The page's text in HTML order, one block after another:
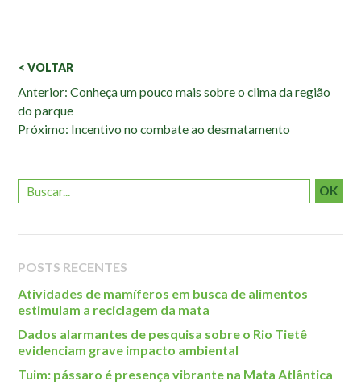
< VOLTAR
Veja
também:
Anterior: Conheça um pouco mais sobre o clima da região
do parque
Próximo: Incentivo no combate ao desmatamento
OK
POSTS RECENTES
Atividades de mamíferos em busca de alimentos
estimulam a reciclagem da mata
Dados alarmantes de pesquisa sobre o Rio Tietê
evidenciam grave impacto ambiental
Tuim: pássaro é presença vibrante na Mata Atlântica